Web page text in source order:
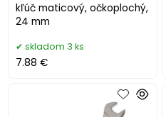
kľúč maticový, očkoplochý,
24 mm
skladom 3 ks
7.88 €